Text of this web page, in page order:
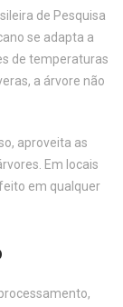
de Pesquisa
se adapta a
de temperaturas
a árvore não
aproveita as
Em locais
em qualquer